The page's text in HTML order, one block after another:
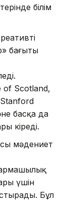
білім
бағыты
of Scotland,
басқа да
кіреді.
мәдениет
үшін
Бұл